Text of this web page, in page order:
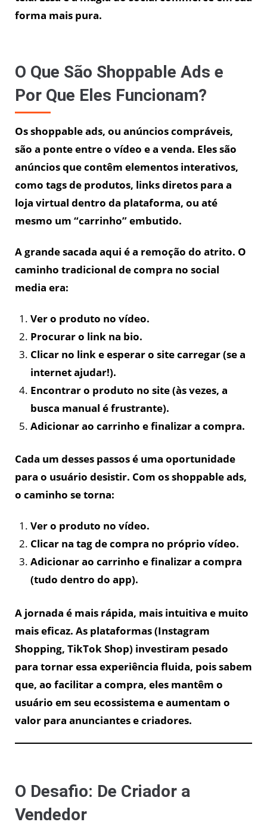
forma mais pura.
O Que São Shoppable Ads e
Por Que Eles Funcionam?
Os shoppable ads, ou anúncios compráveis,
são a ponte entre o vídeo e a venda. Eles são
anúncios que contêm elementos interativos,
como tags de produtos, links diretos para a
loja virtual dentro da plataforma, ou até
mesmo um “carrinho” embutido.
A grande sacada aqui é a remoção do atrito. O
caminho tradicional de compra no social
media era:
Ver o produto no vídeo.
Procurar o link na bio.
Clicar no link e esperar o site carregar (se a
internet ajudar!).
Encontrar o produto no site (às vezes, a
busca manual é frustrante).
Adicionar ao carrinho e finalizar a compra.
Cada um desses passos é uma oportunidade
para o usuário desistir. Com os shoppable ads,
o caminho se torna:
Ver o produto no vídeo.
Clicar na tag de compra no próprio vídeo.
Adicionar ao carrinho e finalizar a compra
(tudo dentro do app).
A jornada é mais rápida, mais intuitiva e muito
mais eficaz. As plataformas (Instagram
Shopping, TikTok Shop) investiram pesado
para tornar essa experiência fluida, pois sabem
que, ao facilitar a compra, eles mantêm o
usuário em seu ecossistema e aumentam o
valor para anunciantes e criadores.
O Desafio: De Criador a
Vendedor